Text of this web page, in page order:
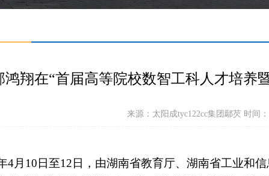
鸿翔在“首届高等院校数智工科人才培养
来源：太阳成tyc122cc集团鄢芡 时间：
4月10日至12日，由湖南省教育厅、湖南省工业和